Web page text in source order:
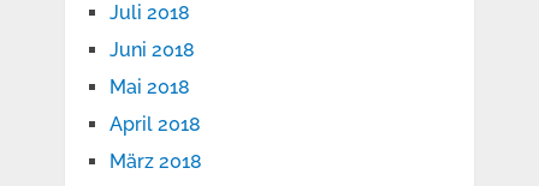
Juli 2018
Juni 2018
Mai 2018
April 2018
März 2018